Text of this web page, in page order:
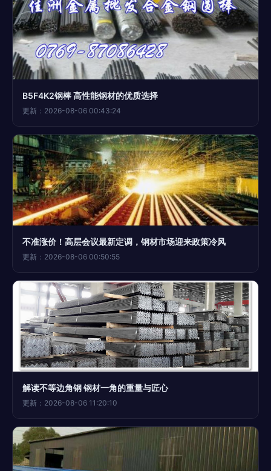
B5F4K2钢棒 高性能钢材的优质选择
更新：2026-08-06 00:43:24
不准涨价！高层会议最新定调，钢材市场迎来政策冷风
更新：2026-08-06 00:50:55
解读不等边角钢 钢材一角的重量与匠心
更新：2026-08-06 11:20:10